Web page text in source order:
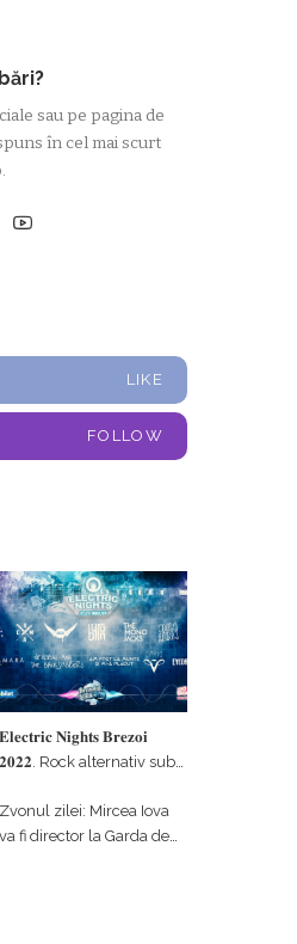
sau pe pagina de
în cel mai scurt
LIKE
FOLLOW
𝐄𝐥𝐞𝐜𝐭𝐫𝐢𝐜 𝐍𝐢𝐠𝐡𝐭𝐬 𝐁𝐫𝐞𝐳𝐨𝐢
𝟐𝟎𝟐𝟐. Rock alternativ sub
#𝐁𝐫𝐞𝐳𝐨𝐢𝐮𝐥𝐋𝐮𝐦𝐢𝐢
Zvonul zilei: Mircea Iova
va fi director la Garda de